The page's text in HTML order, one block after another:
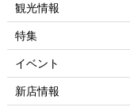
観光情報
特集
イベント
新店情報